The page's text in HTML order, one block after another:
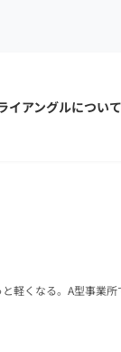
イアングルについて
と軽くなる。A型事業